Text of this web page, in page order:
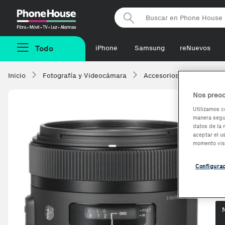
Phonehouse
Todo iPhone Samsung reNuevos
Inicio Fotografía y Videocámara Accesorios
Nos
Utilizamos
manera
datos de la
aceptar el
momento